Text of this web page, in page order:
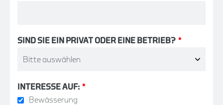
SIND SIE EIN PRIVAT ODER EINE BETRIEB? *
INTERESSE AUF: *
Bewässerung